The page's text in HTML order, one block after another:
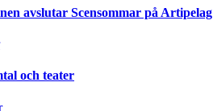
Trustorhärvan
ger
avslutar Scensommar på Artipelag
om
Endre,och teater
om